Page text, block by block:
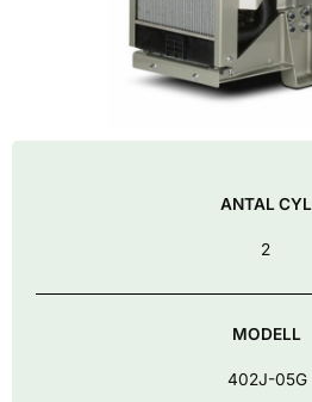
ANTAL CYL
2
MODELL
402J-05G